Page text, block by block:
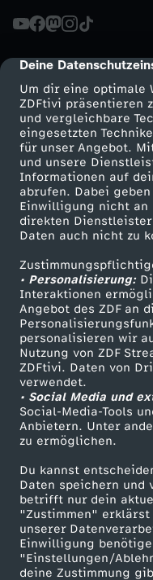
cmp-dialog-
Deine
Um dir eine optimale
ZDFtivi präsentieren
und vergleichbare
eingesetzten
für unser Angebot.
und unsere
Informationen auf
abrufen. Dabei
Einwilligung nicht
direkten
Daten auch nicht zu
• Personalisierung:
Interaktionen
Angebot des ZDF an
personalisieren wir
Nutzung von ZDF
ZDFtivi. Daten von
verwendet.
• Social Media und
Social-Media-Tools
Anbietern. Unter
zu ermöglichen.
Du kannst
Daten speichern und
betrifft nur dein
"Zustimmen" erklärst
unserer
Einwilligung
"Einstellungen/
deine Zustimmung
z
t
U
r
u
g
u
a
y
e
i
n
e
n
Mehr ZDF
ZDF-Apps
Smart TV
ZDFtext
Livestreams
Sendungen A-Z
TV-Programm
ZDF Unternehmen
Karriere
ZDF goes Schule
Werbefernsehen
Mainzelmännchen